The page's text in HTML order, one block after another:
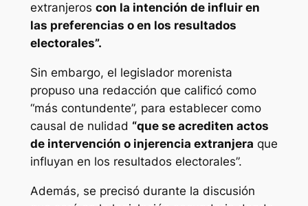
extranjeros con la intención de influir en
las preferencias o en los resultados
electorales”.
Sin embargo, el legislador morenista
propuso una redacción que calificó como
“más contundente”, para establecer como
causal de nulidad “que se acrediten actos
de intervención o injerencia extranjera que
influyan en los resultados electorales”.
Además, se precisó durante la discusión